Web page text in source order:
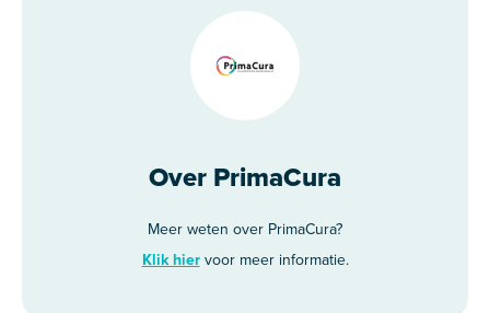
Over PrimaCura
Meer weten over PrimaCura?
Klik hiervoor meer informatie.